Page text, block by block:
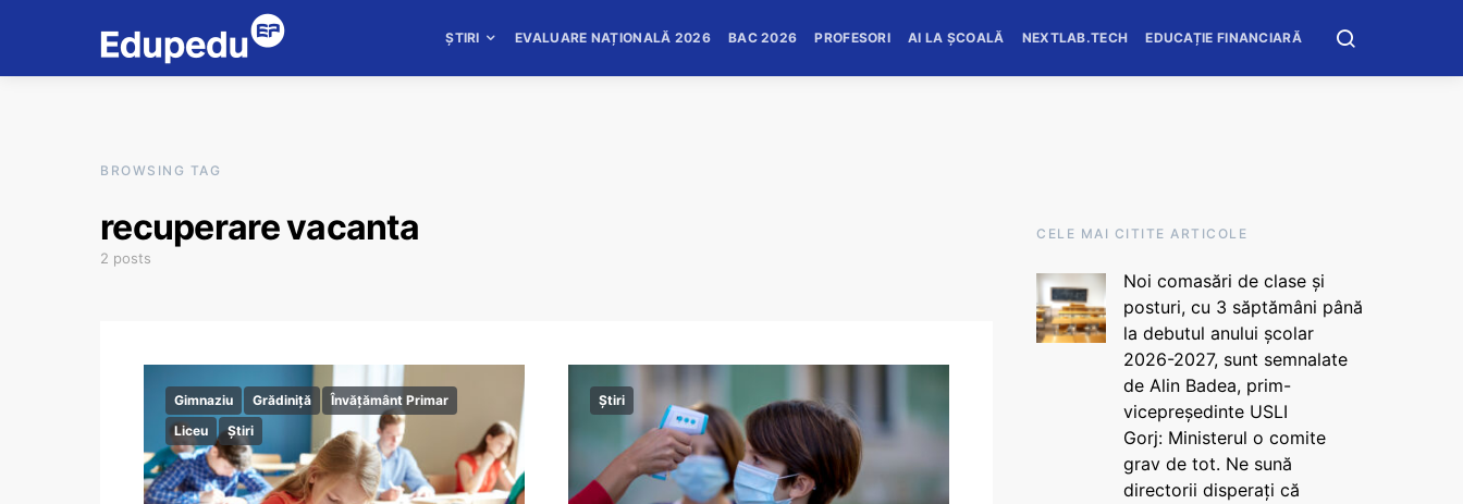
ȘTIRI EVALUARE NAȚIONALĂ 2026 BAC 2026 PROFESORI AI LA ȘCOALĂ NEXTLAB.TECH EDUCAȚIE FINANCIARĂ
BROWSING TAG
recuperare vacanta
2 posts
Gimnaziu Grădiniță
Învățământ Primar
Liceu
Știri
Știri
CELE MAI CITITE ARTICOLE
Noi comasări de clase și
posturi, cu 3 săptămâni până
la debutul anului școlar
2026-2027, sunt semnalate
de Alin Badea, prim-
vicepreședinte USLI
Gorj: Ministerul o comite
grav de tot. Ne sună
directorii disperați că